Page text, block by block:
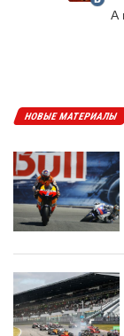
А
НОВЫЕ МАТЕРИАЛЫ